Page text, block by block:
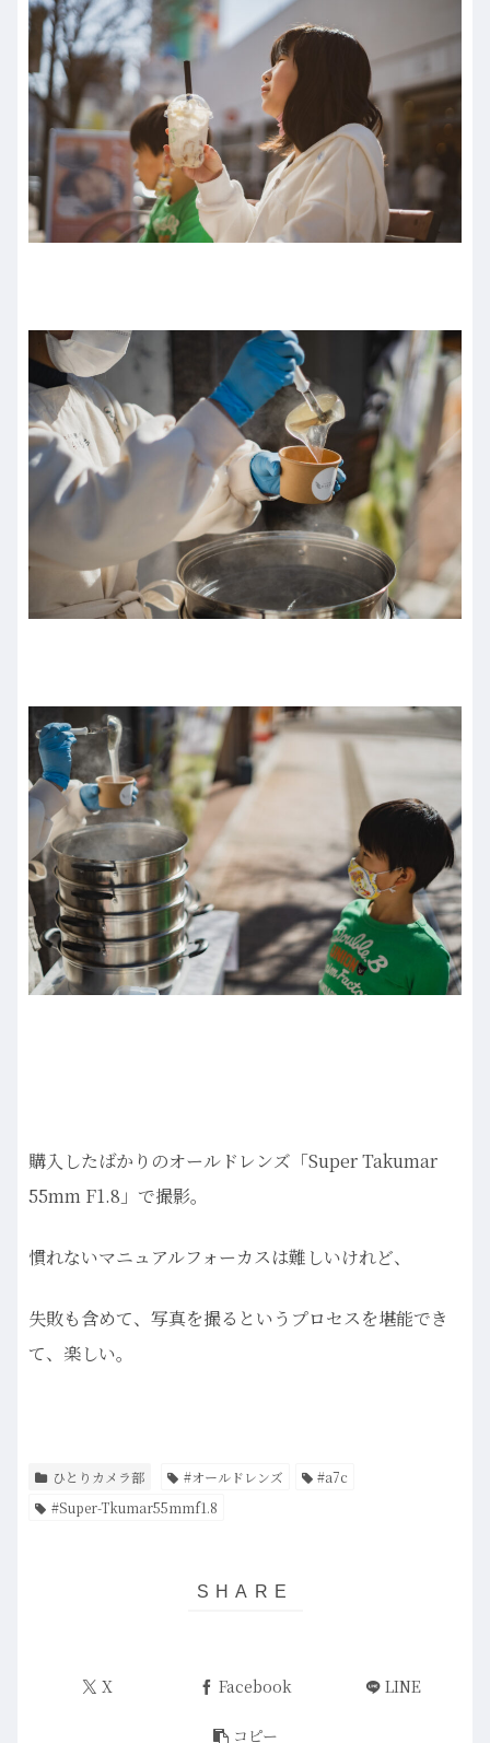
購入したばかりのオールドレンズ「Super Takumar
55mm F1.8」で撮影。
慣れないマニュアルフォーカスは難しいけれど、
失敗も含めて、写真を撮るというプロセスを堪能でき
て、楽しい。
ひとりカメラ部 #オールドレンズ
#a7c
#Super-Tkumar55mmf1.8
X Facebook LINE
コピー